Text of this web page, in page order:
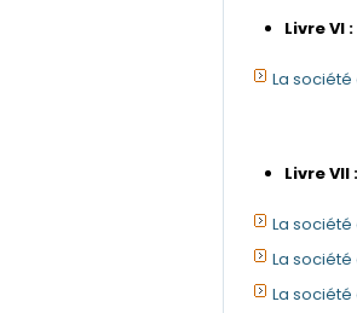
Livre VI
La
Livre
La
La
La